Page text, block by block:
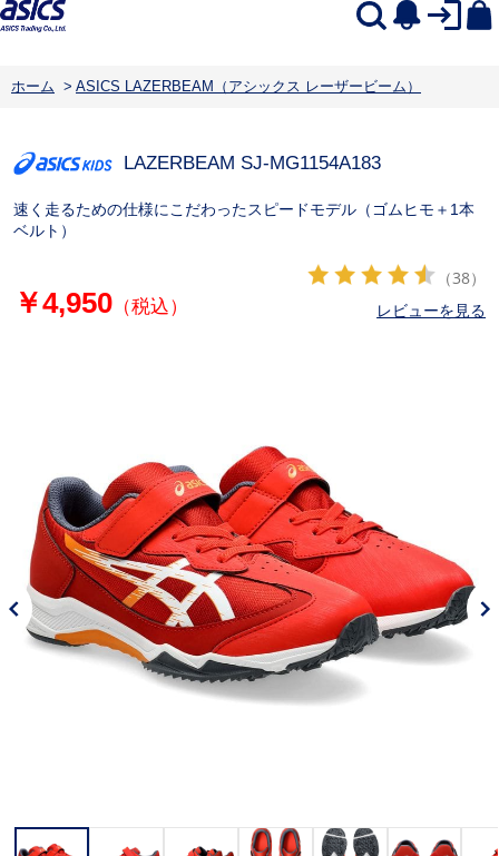
ホーム > ASICS LAZERBEAM（アシックス レーザービーム）
LAZERBEAM SJ-MG1154A183
速く走るための仕様にこだわったスピードモデル（ゴムヒモ＋1本
ベルト）
￥4,950（税込）
（38）
レビューを見る